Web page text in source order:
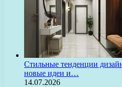
Стильные тенденции
новые идеи и…
14.07.2026